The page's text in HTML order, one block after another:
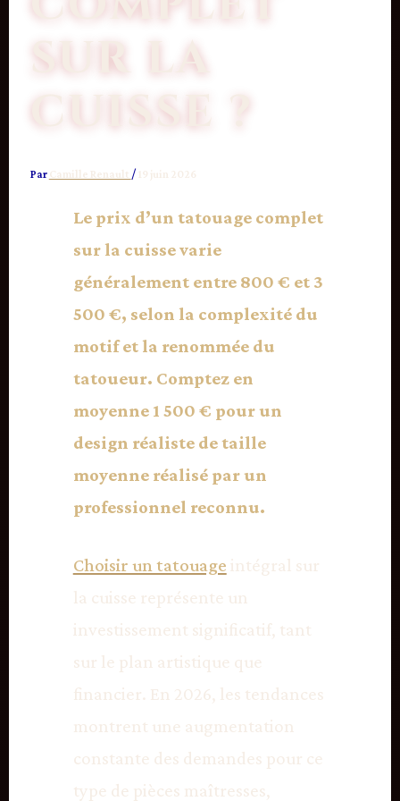
SUR LA
CUISSE ?
Par Camille Renault / 19 juin 2026
Le prix d’un tatouage complet
sur la cuisse varie
généralement entre 800 € et 3
500 €, selon la complexité du
motif et la renommée du
tatoueur. Comptez en
moyenne 1 500 € pour un
design réaliste de taille
moyenne réalisé par un
professionnel reconnu.
Choisir un tatouage intégral sur
la cuisse représente un
investissement significatif, tant
sur le plan artistique que
financier. En 2026, les tendances
montrent une augmentation
constante des demandes pour ce
type de pièces maîtresses,